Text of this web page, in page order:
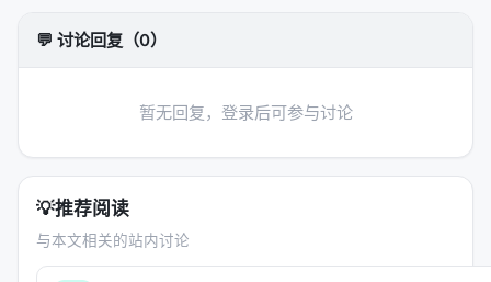
纯文本训练
纯文本 + 噪声增强 ~100%
（
视觉 + 噪声 → 转回文本
三个关键结论：
💬 讨论回复（0）
暂无回复，登录后可参与讨论
💡推荐阅读
与本文相关的站内讨论